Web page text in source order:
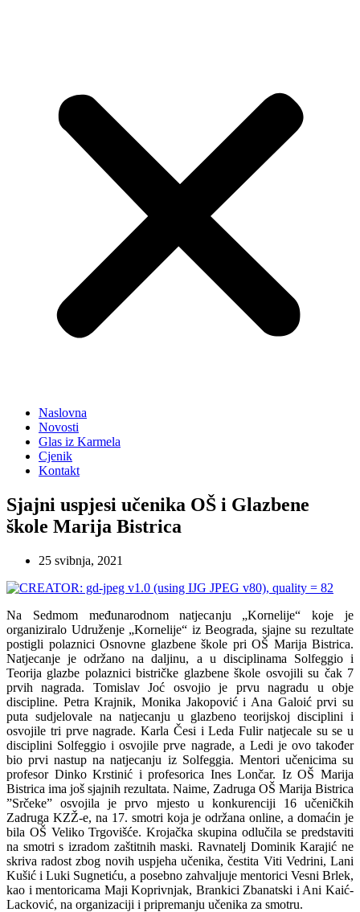
Naslovna
Novosti
Glas iz Karmela
Cjenik
Kontakt
Sjajni uspjesi učenika OŠ i Glazbene
škole Marija Bistrica
25 svibnja, 2021
Na Sedmom međunarodnom natjecanju „Kornelije“ koje je
organiziralo Udruženje „Kornelije“ iz Beograda, sjajne su rezultate
postigli polaznici Osnovne glazbene škole pri OŠ Marija Bistrica.
Natjecanje je održano na daljinu, a u disciplinama Solfeggio i
Teorija glazbe polaznici bistričke glazbene škole osvojili su čak 7
prvih nagrada. Tomislav Joć osvojio je prvu nagradu u obje
discipline. Petra Krajnik, Monika Jakopović i Ana Galoić prvi su
puta sudjelovale na natjecanju u glazbeno teorijskoj disciplini i
osvojile tri prve nagrade. Karla Česi i Leda Fulir natjecale su se u
disciplini Solfeggio i osvojile prve nagrade, a Ledi je ovo također
bio prvi nastup na natjecanju iz Solfeggia. Mentori učenicima su
profesor Dinko Krstinić i profesorica Ines Lončar. Iz OŠ Marija
Bistrica ima još sjajnih rezultata. Naime, Zadruga OŠ Marija Bistrica
”Srčeke” osvojila je prvo mjesto u konkurenciji 16 učeničkih
Zadruga KZŽ-e, na 17. smotri koja je održana online, a domaćin je
bila OŠ Veliko Trgovišće. Krojačka skupina odlučila se predstaviti
na smotri s izradom zaštitnih maski. Ravnatelj Dominik Karajić ne
skriva radost zbog novih uspjeha učenika, čestita Viti Vedrini, Lani
Kušić i Luki Sugnetiću, a posebno zahvaljuje mentorici Vesni Brlek,
kao i mentoricama Maji Koprivnjak, Brankici Zbanatski i Ani Kaić-
Lacković, na organizaciji i pripremanju učenika za smotru.